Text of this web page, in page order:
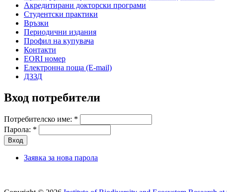
Акредитирани докторски програми
Студентски практики
Връзки
Периодични издания
Профил на купувача
Контакти
EORI номер
Електронна поща (E-mail)
ДЗЗД
Вход потребители
Потребителско име: *
Парола: *
Заявка за нова парола